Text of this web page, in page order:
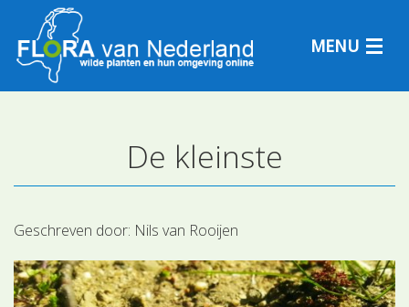
MENU
Plantengemeenschappen
Determineren
De kleinste
Geschreven door: Nils van Rooijen